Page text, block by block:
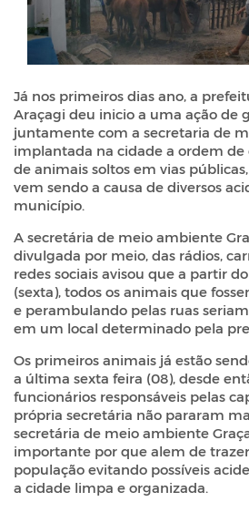
Já nos primeiros dias ano, a
Araçagi deu inicio a uma ação de
juntamente com a secretaria de
implantada na cidade a ordem de
de animais soltos em vias
vem sendo a causa de diversos
município.
A secretária de meio ambiente
divulgada por meio, das rádios,
redes sociais avisou que a partir
(sexta), todos os animais que
e perambulando pelas ruas
em um local determinado pela
Os primeiros animais já estão
a última sexta feira (08), desde
funcionários responsáveis pelas
própria secretária não pararam
secretária de meio ambiente
importante por que alem de
população evitando possíveis
a cidade limpa e organizada.